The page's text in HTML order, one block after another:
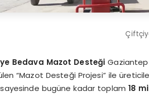
Bedava Mazot DesteğiGaziantep
“Mazot Desteği Projesi” ile
bugüne kadar toplam 18